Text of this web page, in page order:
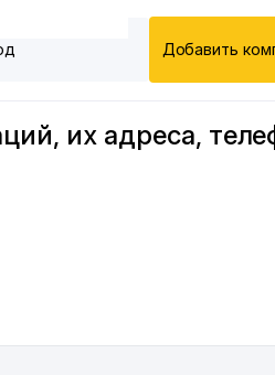
Добавить
их адреса,